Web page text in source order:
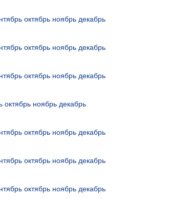
октябрь ноябрь декабрь
октябрь ноябрь декабрь
октябрь ноябрь декабрь
октябрь ноябрь декабрь
октябрь ноябрь декабрь
октябрь ноябрь декабрь
октябрь ноябрь декабрь